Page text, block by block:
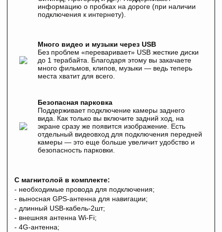
информацию о пробках на дороге (при наличии
подключения к интернету).
Много видео и музыки через USB
Без проблем «переваривает» USB жесткие диски
до 1 терабайта. Благодаря этому вы закачаете
много фильмов, клипов, музыки — ведь теперь
места хватит для всего.
Безопасная парковка
Поддерживает подключение камеры заднего
вида. Как только вы включите задний ход, на
экране сразу же появится изображение. Есть
отдельный видеовход для подключения передней
камеры — это еще больше увеличит удобство и
безопасность парковки.
С магнитолой в комплекте:
- необходимые провода для подключения;
- выносная GPS-антенна для навигации;
- длинный USB-кабель-2шт;
- внешняя антенна Wi-Fi;
- 4G-антенна;